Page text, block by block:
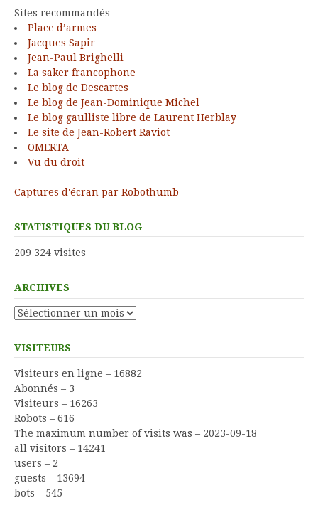
Sites recommandés
Place d’armes
Jacques Sapir
Jean-Paul Brighelli
La saker francophone
Le blog de Descartes
Le blog de Jean-Dominique Michel
Le blog gaulliste libre de Laurent Herblay
Le site de Jean-Robert Raviot
OMERTA
Vu du droit
Captures d'écran par Robothumb
STATISTIQUES DU BLOG
209 324 visites
ARCHIVES
Archives
VISITEURS
Visiteurs en ligne – 16882
Abonnés – 3
Visiteurs – 16263
Robots – 616
The maximum number of visits was – 2023-09-18
all visitors – 14241
users – 2
guests – 13694
bots – 545